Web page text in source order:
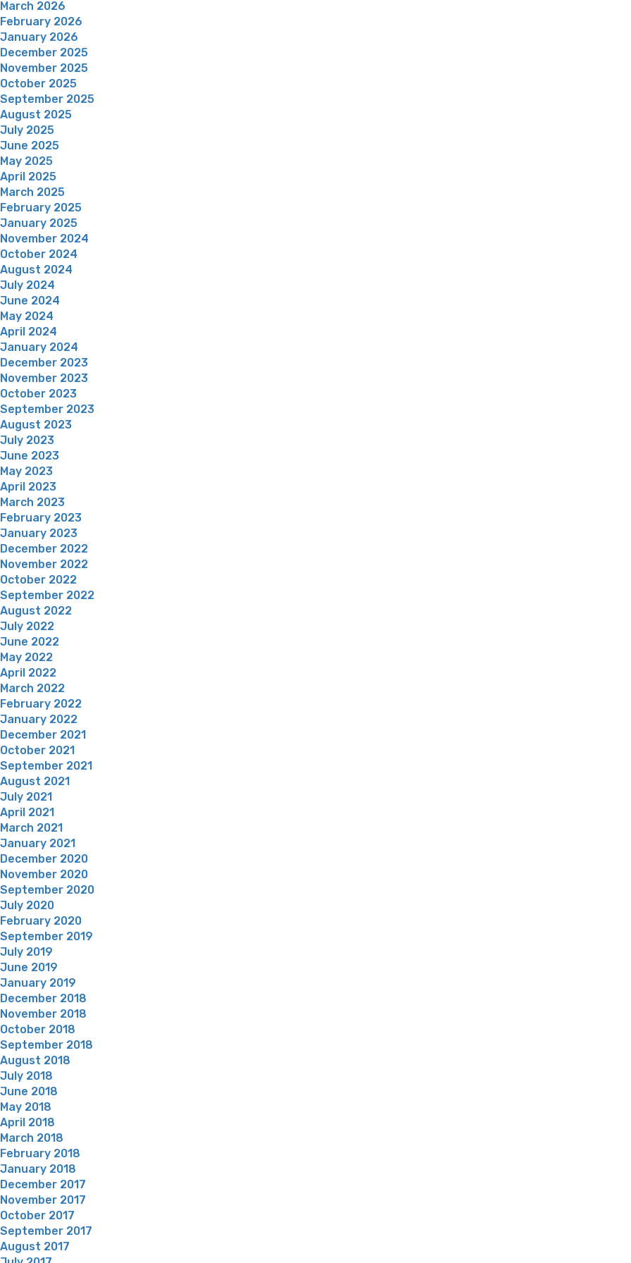
March 2026
February 2026
January 2026
December 2025
November 2025
October 2025
September 2025
August 2025
July 2025
June 2025
May 2025
April 2025
March 2025
February 2025
January 2025
November 2024
October 2024
August 2024
July 2024
June 2024
May 2024
April 2024
January 2024
December 2023
November 2023
October 2023
September 2023
August 2023
July 2023
June 2023
May 2023
April 2023
March 2023
February 2023
January 2023
December 2022
November 2022
October 2022
September 2022
August 2022
July 2022
June 2022
May 2022
April 2022
March 2022
February 2022
January 2022
December 2021
October 2021
September 2021
August 2021
July 2021
April 2021
March 2021
January 2021
December 2020
November 2020
September 2020
July 2020
February 2020
September 2019
July 2019
June 2019
January 2019
December 2018
November 2018
October 2018
September 2018
August 2018
July 2018
June 2018
May 2018
April 2018
March 2018
February 2018
January 2018
December 2017
November 2017
October 2017
September 2017
August 2017